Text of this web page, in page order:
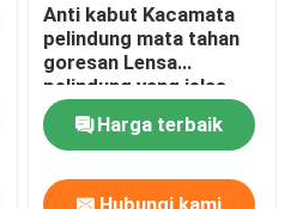
Anti kabut Kacamata
pelindung mata tahan
goresan Lensa
pelindung yang jelas
Kacamata pengaman
dan pegangan anti slip
Kacamata laboratorium
Harga terbaik
Hubungi kami